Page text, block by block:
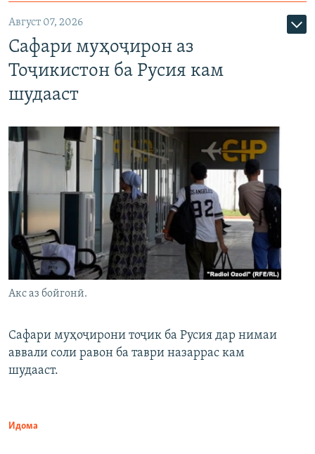
Август 07, 2026
Сафари муҳоҷирон аз
Тоҷикистон ба Русия кам
шудааст
Акс аз бойгонӣ.
Сафари муҳоҷирони тоҷик ба Русия дар нимаи
аввали соли равон ба таври назаррас кам
шудааст.
Идома